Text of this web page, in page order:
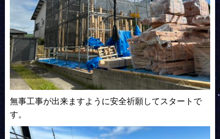
無事工事が出来ますように安全祈願してスタートで
す。